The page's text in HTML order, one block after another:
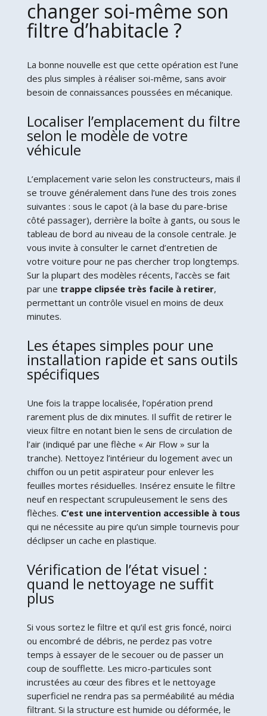
changer soi-même son
filtre d’habitacle ?
La bonne nouvelle est que cette opération est l’une
des plus simples à réaliser soi-même, sans avoir
besoin de connaissances poussées en mécanique.
Localiser l’emplacement du filtre
selon le modèle de votre
véhicule
L’emplacement varie selon les constructeurs, mais il
se trouve généralement dans l’une des trois zones
suivantes : sous le capot (à la base du pare-brise
côté passager), derrière la boîte à gants, ou sous le
tableau de bord au niveau de la console centrale. Je
vous invite à consulter le carnet d’entretien de
votre voiture pour ne pas chercher trop longtemps.
Sur la plupart des modèles récents, l’accès se fait
par une trappe clipsée très facile à retirer,
permettant un contrôle visuel en moins de deux
minutes.
Les étapes simples pour une
installation rapide et sans outils
spécifiques
Une fois la trappe localisée, l’opération prend
rarement plus de dix minutes. Il suffit de retirer le
vieux filtre en notant bien le sens de circulation de
l’air (indiqué par une flèche « Air Flow » sur la
tranche). Nettoyez l’intérieur du logement avec un
chiffon ou un petit aspirateur pour enlever les
feuilles mortes résiduelles. Insérez ensuite le filtre
neuf en respectant scrupuleusement le sens des
flèches. C’est une intervention accessible à tous
qui ne nécessite au pire qu’un simple tournevis pour
déclipser un cache en plastique.
Vérification de l’état visuel :
quand le nettoyage ne suffit
plus
Si vous sortez le filtre et qu’il est gris foncé, noirci
ou encombré de débris, ne perdez pas votre
temps à essayer de le secouer ou de passer un
coup de soufflette. Les micro-particules sont
incrustées au cœur des fibres et le nettoyage
superficiel ne rendra pas sa perméabilité au média
filtrant. Si la structure est humide ou déformée, le